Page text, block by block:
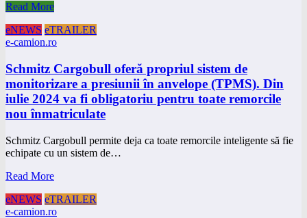
Read More
eNEWS eTRAILER
e-camion.ro
Schmitz Cargobull oferă propriul sistem de
monitorizare a presiunii în anvelope (TPMS). Din
iulie 2024 va fi obligatoriu pentru toate remorcile
nou înmatriculate
Schmitz Cargobull permite deja ca toate remorcile inteligente să fie
echipate cu un sistem de…
Read More
eNEWS eTRAILER
e-camion.ro